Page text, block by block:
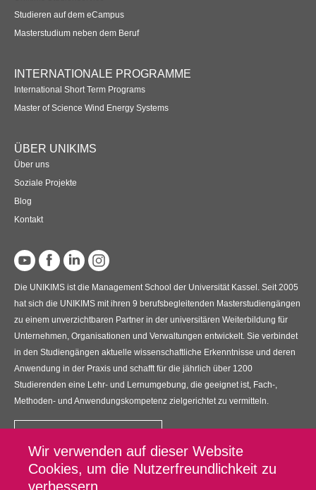
Kompetenzbasiertes Projektmanagement
Business Spotlight
Studieren auf dem eCampus
Masterstudium neben dem Beruf
INTERNATIONALE PROGRAMME
International Short Term Programs
Master of Science Wind Energy Systems
ÜBER UNIKIMS
Über uns
Soziale Projekte
Blog
Kontakt
Die UNIKIMS ist die Management School der Universität Kassel. Seit 2005
hat sich die UNIKIMS mit ihren 9 berufsbegleitenden Masterstudiengängen
zu einem unverzichtbaren Partner in der universitären Weiterbildung für
Unternehmen, Organisationen und Verwaltungen entwickelt. Sie verbindet
in den Studiengängen aktuelle wissenschaftliche Erkenntnisse und deren
Anwendung in der Praxis und schafft für die jährlich über 1200
Studierenden eine Lehr- und Lernumgebung, die geeignet ist, Fach-,
Methoden- und Anwendungskompetenz zielgerichtet zu vermitteln.
UNIKIMS GmbH
Universitätsplatz 12, 34127 Kassel
Wir verwenden auf dieser Website
Cookies, um die Nutzerfreundlichkeit zu
verbessern